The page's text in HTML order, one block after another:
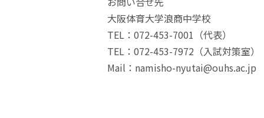
大阪体育大学浪商中学校
TEL：072-453-7001（代表）
TEL：072-453-7972（入試対策室）
Mail：namisho-nyutai@ouhs.ac.jp